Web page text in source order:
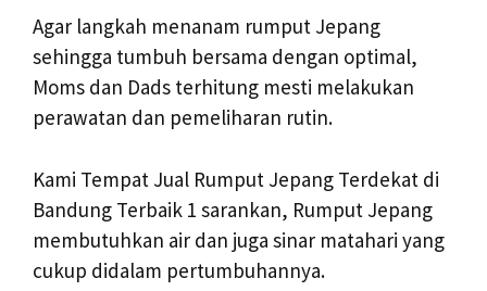
Agar langkah menanam rumput Jepang
sehingga tumbuh bersama dengan optimal,
Moms dan Dads terhitung mesti melakukan
perawatan dan pemeliharan rutin.
Kami Tempat Jual Rumput Jepang Terdekat di
Bandung Terbaik 1 sarankan, Rumput Jepang
membutuhkan air dan juga sinar matahari yang
cukup didalam pertumbuhannya.